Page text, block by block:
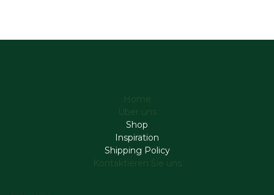
Home
Über uns
Shop
Inspiration
Shipping Policy
Kontaktieren Sie uns